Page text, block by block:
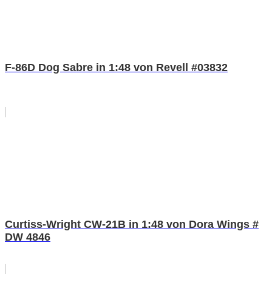
F-86D Dog Sabre in 1:48 von Revell #03832
Curtiss-Wright CW-21B in 1:48 von Dora Wings #
DW 4846